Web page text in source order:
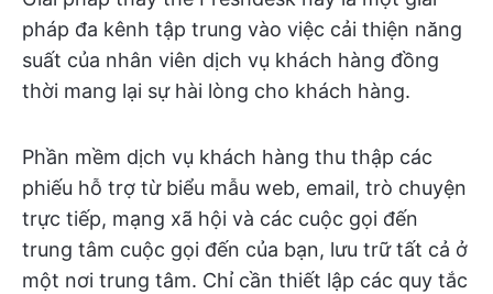
pháp đa kênh tập trung vào việc cải thiện năng
suất của nhân viên dịch vụ khách hàng đồng
thời mang lại sự hài lòng cho khách hàng.
Phần mềm dịch vụ khách hàng thu thập các
phiếu hỗ trợ từ biểu mẫu web, email, trò chuyện
trực tiếp, mạng xã hội và các cuộc gọi đến
trung tâm cuộc gọi đến của bạn, lưu trữ tất cả ở
một nơi trung tâm. Chỉ cần thiết lập các quy tắc